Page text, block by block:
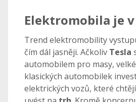
Elektromobila je
Trend elektromobility
čím dál jasněji. Ačkoliv Tesla
automobilem pro masy,
klasických automobilek
elektrických vozů, které